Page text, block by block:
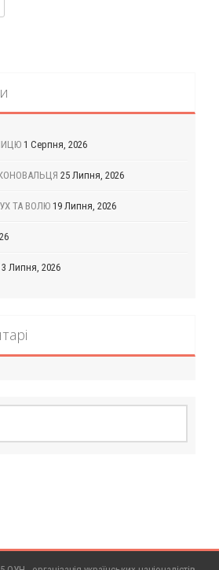
1 Серпня, 2026
25 Липня, 2026
ТА ВОЛЮ 19 Липня, 2026
3 Липня, 2026